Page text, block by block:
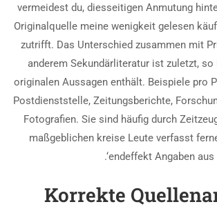
vermeidest du, diesseitigen Anmutung
Originalquelle meine wenigkeit gelesen
zutrifft. Das Unterschied zusammen mit
anderem Sekundärliteratur ist zuletzt,
originalen Aussagen enthält. Beispiele pro
Postdienststelle, Zeitungsberichte,
Fotografien. Sie sind häufig durch
maßgeblichen kreise Leute verfasst
endeffekt Angaben aus
Korrekte